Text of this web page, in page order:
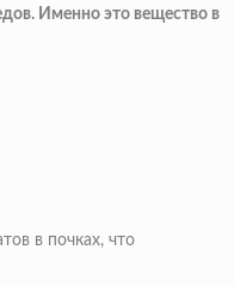
Именно это вещество в
в почках, что